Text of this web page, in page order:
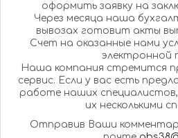
оформить заявку на
Через месяца наша
вывозах готовит акты
Счет на оказанные нами
электронной
Наша компания стремится
сервис. Если у вас есть
работе наших
их несколькими
Отправив Ваши